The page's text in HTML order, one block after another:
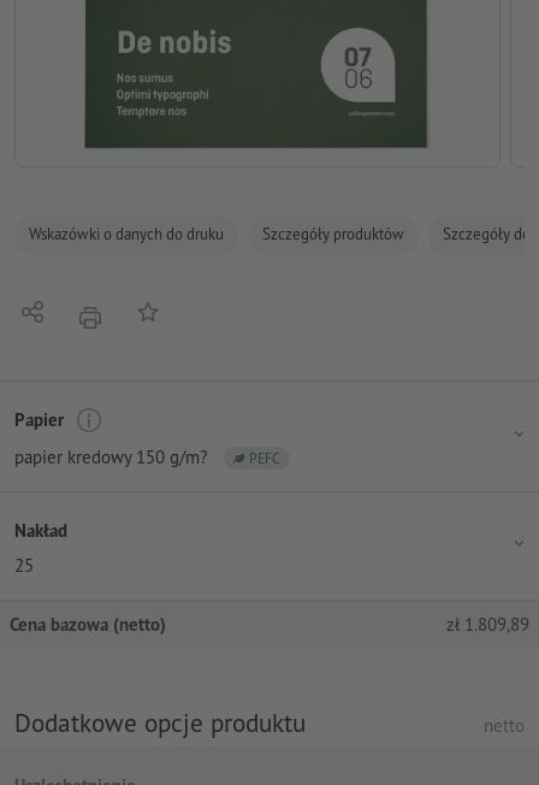
Wskazówki o danych do druku Szczegóły produktów Szczegóły
UdostępnijNacisnąćDo listy obserwowanych
Papier
papier kredowy 150 g/m?
PEFC
Nakład
25
Cena bazowa (netto) zł 1.809,89
Dodatkowe opcje produktu netto